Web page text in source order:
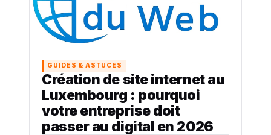
GUIDES & ASTUCES
Création de site internet au
Luxembourg : pourquoi
votre entreprise doit
passer au digital en 2026